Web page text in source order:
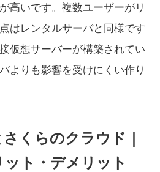
高いです。複数ユーザーがリ
はレンタルサーバと同様です
仮想サーバーが構築されてい
よりも影響を受けにくい作り
くらのクラウド｜
ト・デメリット